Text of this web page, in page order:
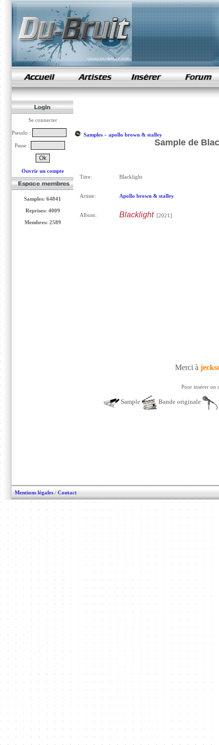
samples de rap
Se connecter
Pseudo :
Passe :
Ouvrir un compte
Samples: 64841
Reprises: 4009
Membres: 2589
Samples» apollo brown & stalley
Sample de
Titre: Blacklight
Artiste: Apollo brown & stalley
Album: Blacklight[2021]
Merci à
Pour insérer un
Sample Bande originale
Mentions légales / Contact